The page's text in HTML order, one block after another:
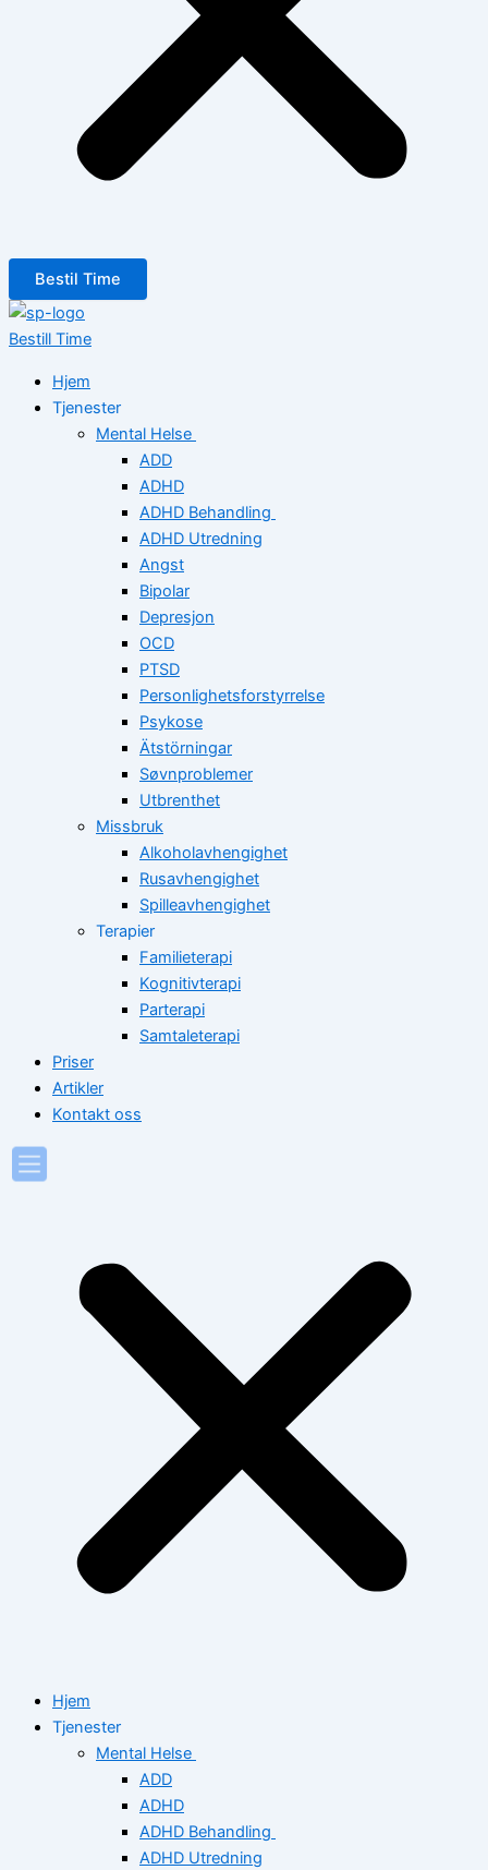
Bestil Time
Bestill Time
Hjem
Tjenester
Mental Helse
ADD
ADHD
ADHD Behandling
ADHD Utredning
Angst
Bipolar
Depresjon
OCD
PTSD
Personlighetsforstyrrelse
Psykose
Ätstörningar
Søvnproblemer
Utbrenthet
Missbruk
Alkoholavhengighet
Rusavhengighet
Spilleavhengighet
Terapier
Familieterapi
Kognitivterapi
Parterapi
Samtaleterapi
Priser
Artikler
Kontakt oss
Hjem
Tjenester
Mental Helse
ADD
ADHD
ADHD Behandling
ADHD Utredning